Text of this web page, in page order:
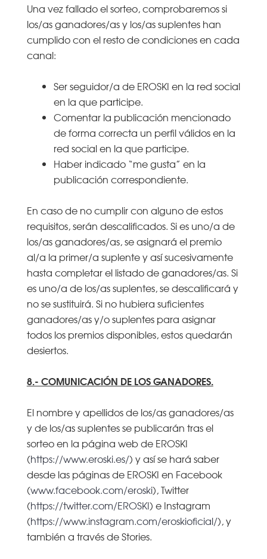
Una vez fallado el sorteo, comprobaremos si
los/as ganadores/as y los/as suplentes han
cumplido con el resto de condiciones en cada
canal:
Ser seguidor/a de EROSKI en la red social
en la que participe.
Comentar la publicación mencionado
de forma correcta un perfil válidos en la
red social en la que participe.
Haber indicado “me gusta” en la
publicación correspondiente.
En caso de no cumplir con alguno de estos
requisitos, serán descalificados. Si es uno/a de
los/as ganadores/as, se asignará el premio
al/a la primer/a suplente y así sucesivamente
hasta completar el listado de ganadores/as. Si
es uno/a de los/as suplentes, se descalificará y
no se sustituirá. Si no hubiera suficientes
ganadores/as y/o suplentes para asignar
todos los premios disponibles, estos quedarán
desiertos.
8.- COMUNICACIÓN DE LOS GANADORES.
El nombre y apellidos de los/as ganadores/as
y de los/as suplentes se publicarán tras el
sorteo en la página web de EROSKI
(https://www.eroski.es/) y así se hará saber
desde las páginas de EROSKI en Facebook
(www.facebook.com/eroski), Twitter
(https://twitter.com/EROSKI) e Instagram
(https://www.instagram.com/eroskioficial/), y
también a través de Stories.